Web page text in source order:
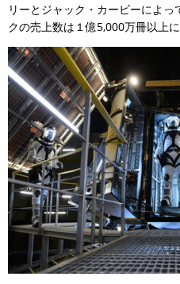
リーとジャック・カービーによ
クの売上数は１億5,000万冊以上に